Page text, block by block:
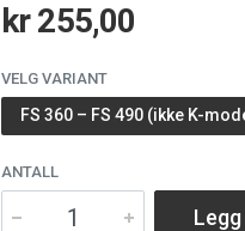
kr 255,00
VELG VARIANT
FS 360 – FS 490 (ikke K-
ANTALL